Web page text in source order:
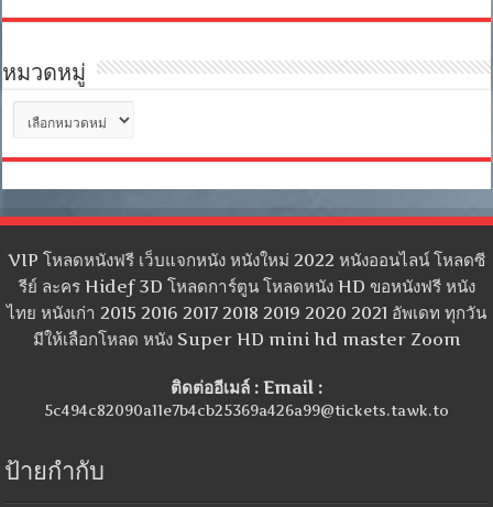
หมวดหมู่
หมู่
VIP โหลดหนังฟรี เว็บแจกหนัง หนังใหม่ 2022 หนังออนไลน์ โหลดซี
รีย์ ละคร Hidef 3D โหลดการ์ตูน โหลดหนัง HD ขอหนังฟรี หนัง
ไทย หนังเก่า 2015 2016 2017 2018 2019 2020 2021 อัพเดท ทุกวัน
มีให้เลือกโหลด หนัง Super HD mini hd master Zoom
ติดต่ออีเมล์ : Email :
5c494c82090a11e7b4cb25369a426a99@tickets.tawk.to
ป้ายกำกับ